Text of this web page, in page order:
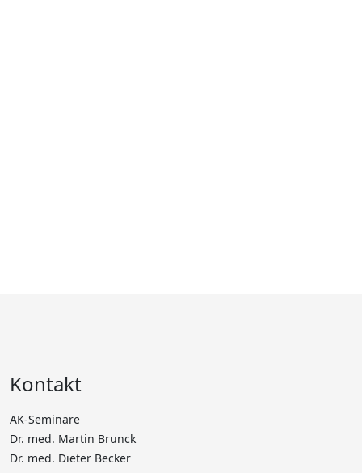
Kontakt
AK-Seminare
Dr. med. Martin Brunck
Dr. med. Dieter Becker